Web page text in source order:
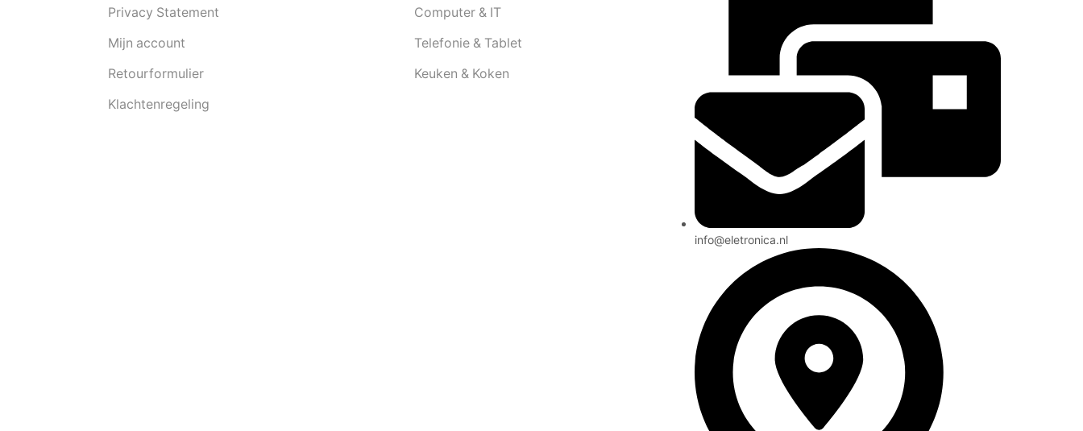
Privacy Statement
Mijn account
Retourformulier
Klachtenregeling
Computer & IT
Telefonie & Tablet
Keuken & Koken
info@eletronica.nl